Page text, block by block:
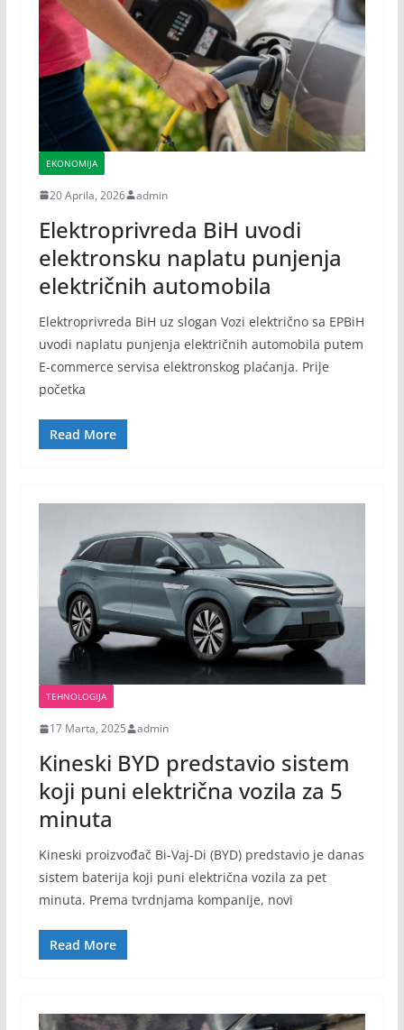
EKONOMIJA
20 Aprila, 2026 admin
Elektroprivreda BiH uvodi
elektronsku naplatu punjenja
električnih automobila
Elektroprivreda BiH uz slogan Vozi električno sa EPBiH
uvodi naplatu punjenja električnih automobila putem
E-commerce servisa elektronskog plaćanja. Prije
početka
Read More
TEHNOLOGIJA
17 Marta, 2025 admin
Kineski BYD predstavio sistem
koji puni električna vozila za 5
minuta
Kineski proizvođač Bi-Vaj-Di (BYD) predstavio je danas
sistem baterija koji puni električna vozila za pet
minuta. Prema tvrdnjama kompanije, novi
Read More